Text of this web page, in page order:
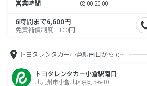
営業時間 08:00-20:00
6時間まで6,600円
免責補償制度1,100円
トヨタレンタカー小倉駅南口から 0m
トヨタレンタカー小倉駅南口
北九州市小倉北区京町3-6-10